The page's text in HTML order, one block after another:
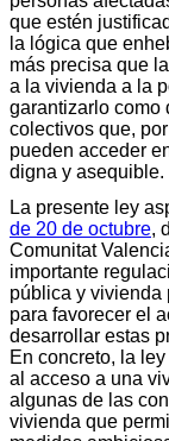
que estén
la lógica que
más precisa que
a la vivienda a la
garantizarlo como
colectivos que,
pueden acceder
digna y asequible.
La presente ley
de 20 de octubre,
Comunitat
importante
pública y vivienda
para favorecer el
desarrollar estas
En concreto, la
al acceso a una
algunas de las
vivienda que